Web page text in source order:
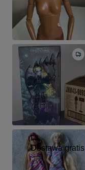
Dostawa gratis